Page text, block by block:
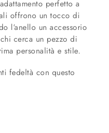
perfetto a
offrono un tocco di
l’anello un accessorio
cerca un pezzo di
personalità e stile.
fedeltà con questo